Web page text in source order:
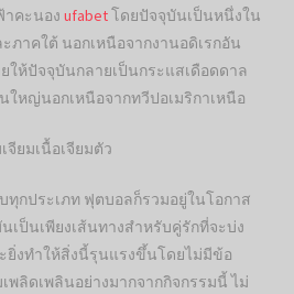
คะนอง ufabetโดยปัจจุบันเป็นหนึ่งใน
ภาคใต้ นอกเหนือจากงานอดิเรกอัน
ให้ปัจจุบันกลายเป็นกระแสเดือดดาล
ใหญ่นอกเหนือจากทวีปอเมริกาเหนือ
ยมเนื้อเจียมตัว
ทุกประเภท ฟุตบอลก็รวมอยู่ในโอกาส
เป็นเพียงเส้นทางสำหรับคู่รักที่จะบ่ง
ยิ่งทำให้สิ่งนี้รุนแรงขึ้นโดยไม่มีข้อ
พลิดเพลินอย่างมากจากกิจกรรมนี้ ไม่